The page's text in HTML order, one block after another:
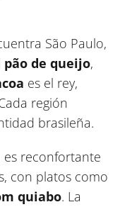
São Paulo,
pão de queijo,
es el rey,
región
brasileña.
es reconfortante
con platos como
quiabo. La